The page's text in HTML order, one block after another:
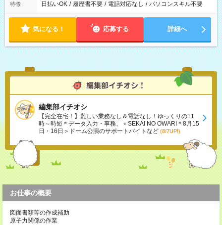
特徴 日払いOK / 履歴書不要 / 電話対応なし / パソコンスキル不要
気になる！ 応募する 詳細へ
編集部イチオシ
【完全在宅！】難しい業務なし＆電話なし！ゆっくりの11
時～時短＊データ入力・事務、＜SEKAI NO OWARI＊8月15
日・16日＞ドーム公演のサポートバイトなど (8/7UP!)
お仕事の概要
図面書類等の作成補助
原子力関係の作業